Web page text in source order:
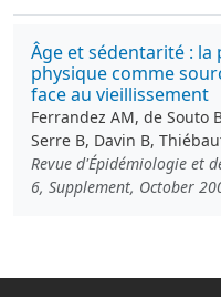
Âge et sédentarité : la
physique comme
face au vieillissement
Ferrandez AM, de Souto
Serre B, Davin B,
Revue d'Épidémiologie et
6, Supplement, October